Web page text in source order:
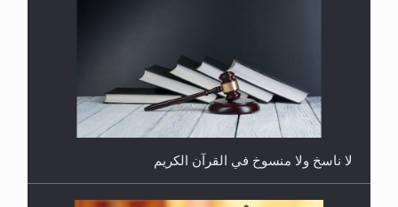
هل يُحسب حول الزكاة وفق السنة الميلادية أو الهجرية؟
لا ناسخ ولا منسوخ في القرآن الكريم